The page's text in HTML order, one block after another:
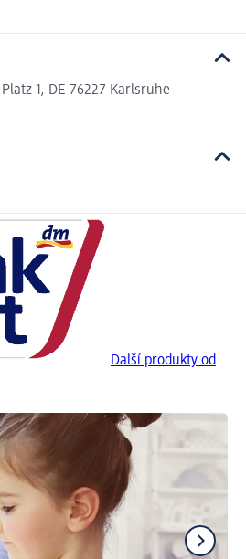
1, DE-76227 Karlsruhe
Další produkty od